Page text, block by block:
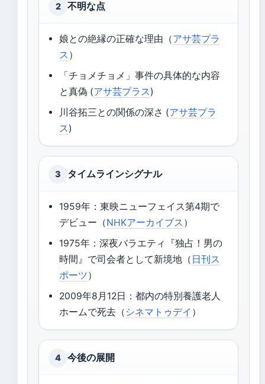
2 不明な点
娘との絶縁の正確な理由（アサ芸プラ
ス ）
「チョメチョメ」事件の具体的な内容
と真偽 (アサ芸プラス)
川谷拓三との関係の深さ (アサ芸プラ
ス)
3 タイムラインシグナル
1959年：東映ニューフェイス第4期で
デビュー（NHKアーカイブス ）
1975年：深夜バラエティ『独占！男の
時間』で司会者として新境地（ 日刊ス
ポーツ）
2009年8月12日：都内の特別養護老人
ホームで死去（ シネマトゥデイ ）
4 今後の展開